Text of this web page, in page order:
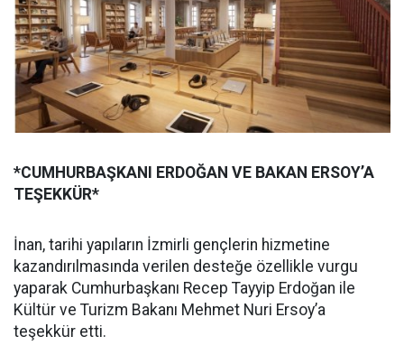
*CUMHURBAŞKANI ERDOĞAN VE BAKAN ERSOY’A
TEŞEKKÜR*
İnan, tarihi yapıların İzmirli gençlerin hizmetine
kazandırılmasında verilen desteğe özellikle vurgu
yaparak Cumhurbaşkanı Recep Tayyip Erdoğan ile
Kültür ve Turizm Bakanı Mehmet Nuri Ersoy’a
teşekkür etti.